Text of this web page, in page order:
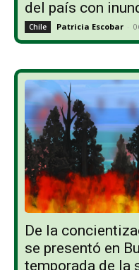
del país con
Chile Patricia Escobar -
De la
se presentó en
temporada de la